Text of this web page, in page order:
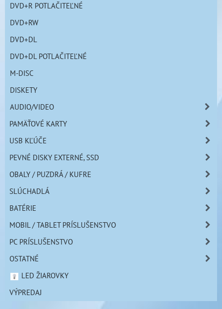
DVD+R POTLAČITEĽNÉ
DVD+RW
DVD+DL
DVD+DL POTLAČITEĽNÉ
M-DISC
DISKETY
AUDIO/VIDEO
PAMÄŤOVÉ KARTY
USB KĽÚČE
PEVNÉ DISKY EXTERNÉ, SSD
OBALY / PUZDRÁ / KUFRE
SLÚCHADLÁ
BATÉRIE
MOBIL / TABLET PRÍSLUŠENSTVO
PC PRÍSLUŠENSTVO
OSTATNÉ
LED ŽIAROVKY
VÝPREDAJ